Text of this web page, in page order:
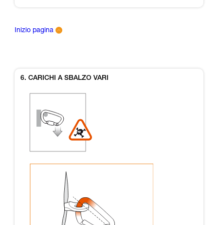
Inizio pagina
6. CARICHI A SBALZO VARI